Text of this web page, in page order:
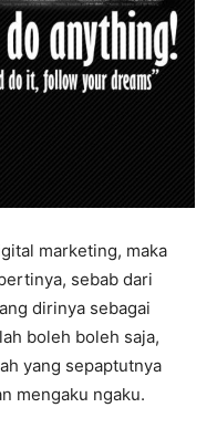
marketing, maka
sebab dari
dirinya sebagai
boleh boleh saja,
yang sepaptutnya
mengaku ngaku.